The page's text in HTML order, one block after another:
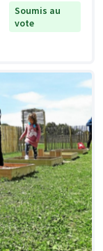
Soumis au
vote